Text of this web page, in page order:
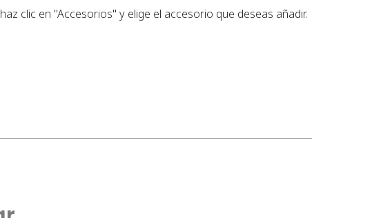
clic en "Accesorios" y elige el accesorio que deseas añadir.